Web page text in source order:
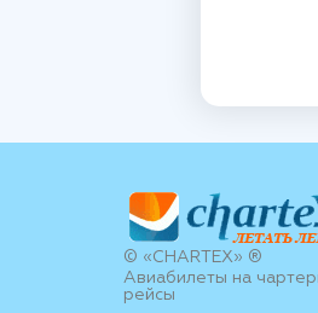
© «CHARTEX» ®
Авиабилеты на
рейсы